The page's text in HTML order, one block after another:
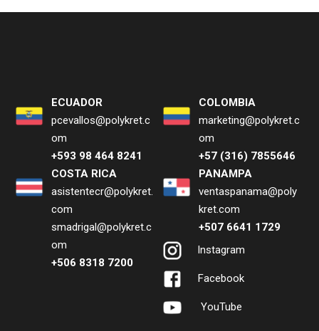
ECUADOR
pcevallos@polykret.c
om
+593 98 464 8241
COLOMBIA
marketing@polykret.c
om
+57 (316) 7855646
COSTA RICA
asistentecr@polykret.
com
smadrigal@polykret.c
om
+506 8318 7200
PANAMPA
ventaspanama@poly
kret.com
+507 6641 1729
Instagram
Facebook
YouTube